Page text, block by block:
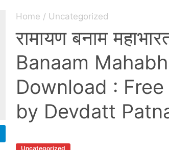
Home / Uncategorized
रामायण बनाम
Banaam
Download :
by Devdatt
Uncategorized